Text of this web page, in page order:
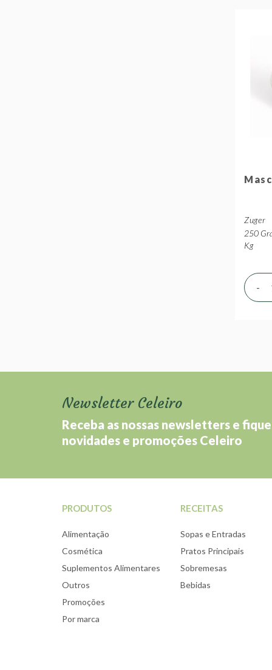
Zuger
250
Kg
-
Newsletter Celeiro
Receba as nossas newsletters e
novidades e promoções Celeiro
PRODUTOS
Alimentação
Cosmética
Suplementos Alimentares
Outros
Promoções
Por marca
RECEITAS
Sopas e Entradas
Pratos Principais
Sobremesas
Bebidas